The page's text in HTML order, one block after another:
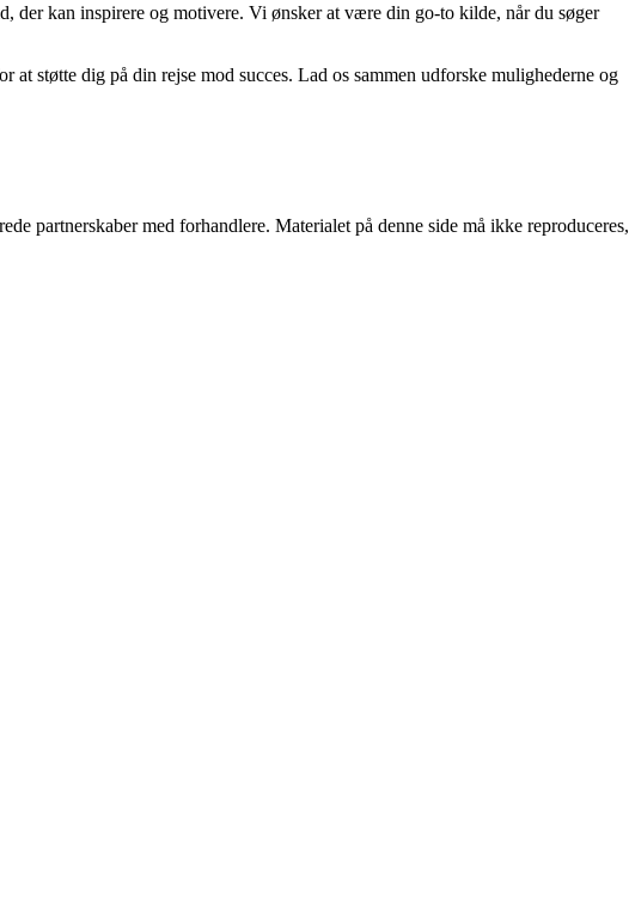
der kan inspirere og motivere. Vi ønsker at være din go-to kilde, når du søger
støtte dig på din rejse mod succes. Lad os sammen udforske mulighederne og
partnerskaber med forhandlere. Materialet på denne side må ikke reproduceres,